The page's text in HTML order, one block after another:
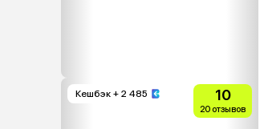
Кешбэк + 2 485 10
20 отзывов